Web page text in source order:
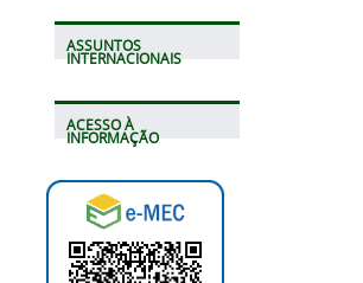
ASSUNTOS
INTERNACIONAIS
ACESSO À
INFORMAÇÃO